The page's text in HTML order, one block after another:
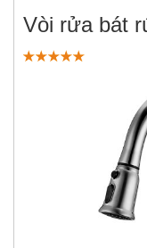
Vòi rửa bát